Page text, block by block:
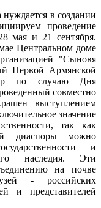
в создании
проведение
мая и 21 сентября.
Центральном доме
"Сыновя
Первой Армянской
по случаю Дня
совместно
выступлением
значение
так как
диаспоры можно
и
наследия. Эти
на почве
- российских
и представителей